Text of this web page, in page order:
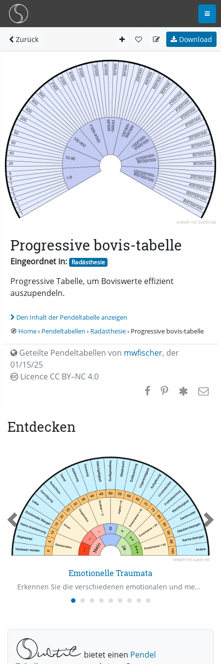
Zurück Download
Progressive bovis-tabelle
Eingeordnet in: Radästhesie
Progressive Tabelle, um Boviswerte effizient
auszupendeln.
Den Inhalt der Pendeltabelle anzeigen
🧭 Home› Pendeltabellen › Radästhesie› Progressive bovis-tabelle
Geteilte Pendeltabellen von mwfischer, der
01/15/25
Licence CC BY–NC 4.0
Entdecken
Emotionelle Traumata
Erkennen Sie die verschiedenen emotionalen und mentalen Wunden.
bietet einen Pendel